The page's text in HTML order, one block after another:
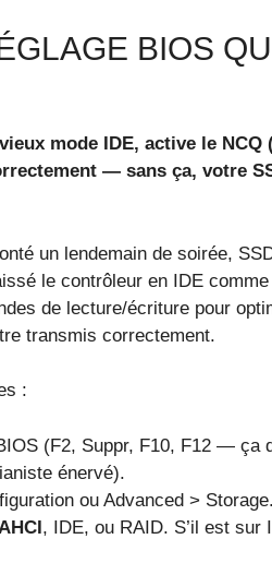
BIOS
mode IDE, active le
— sans ça, votre
un lendemain de soirée,
le contrôleur en IDE
de lecture/écriture pour
transmis correctement.
:
(F2, Suppr, F10, F12 — ça
énervé).
ou Advanced > Storage.
, IDE, ou RAID. S’il est sur